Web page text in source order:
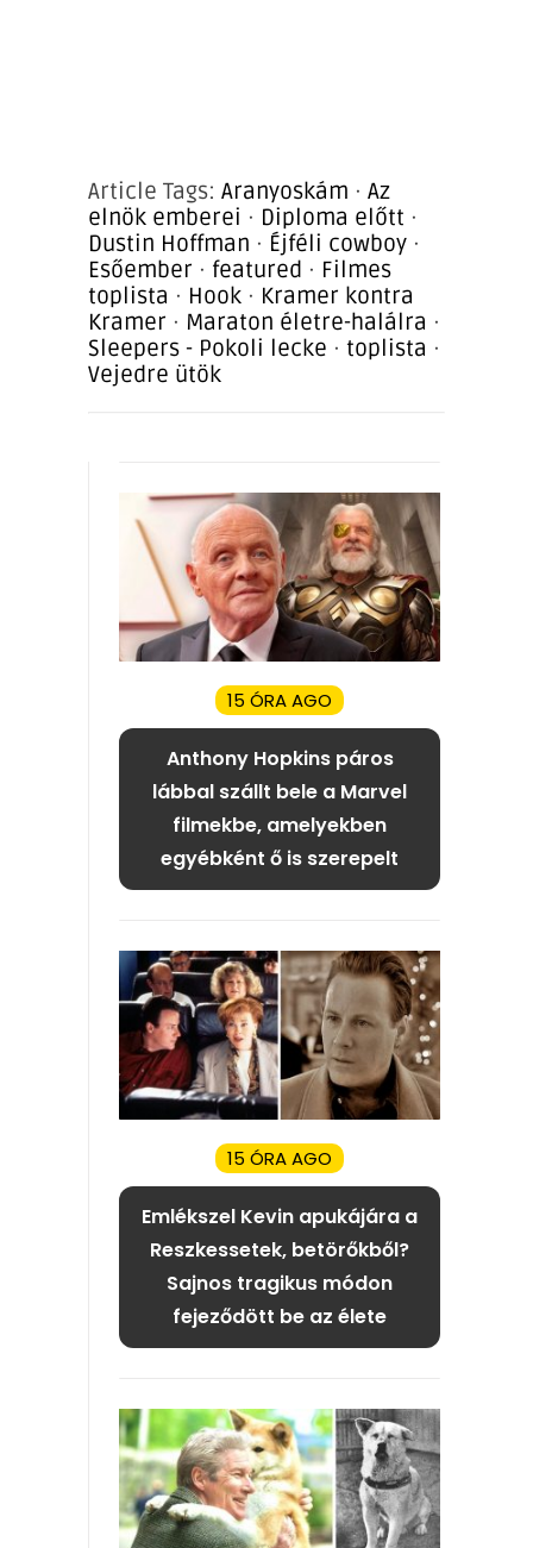
Article Tags: Aranyoskám · Az
elnök emberei · Diploma előtt ·
Dustin Hoffman · Éjféli cowboy ·
Esőember · featured · Filmes
toplista · Hook · Kramer kontra
Kramer · Maraton életre-halálra ·
Sleepers - Pokoli lecke · toplista ·
Vejedre ütök
15 ÓRA AGO
Anthony Hopkins páros
lábbal szállt bele a Marvel
filmekbe, amelyekben
egyébként ő is szerepelt
15 ÓRA AGO
Emlékszel Kevin apukájára a
Reszkessetek, betörőkből?
Sajnos tragikus módon
fejeződött be az élete